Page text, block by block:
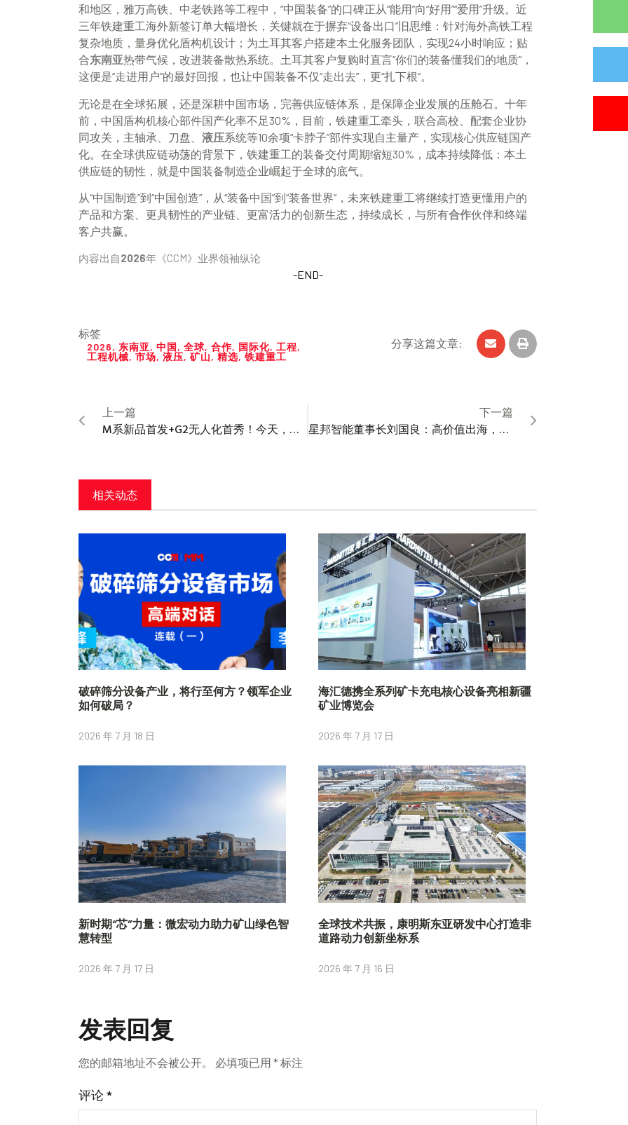
和地区，雅万高铁、中老铁路等工程中，“中国装备”的口碑正从“能用”向“好用”“爱用”升级。近
三年铁建重工海外新签订单大幅增长，关键就在于摒弃“设备出口”旧思维：针对海外高铁工程
复杂地质，量身优化盾构机设计；为土耳其客户搭建本土化服务团队，实现24小时响应；贴
合东南亚热带气候，改进装备散热系统。土耳其客户复购时直言“你们的装备懂我们的地质”，
这便是“走进用户”的最好回报，也让中国装备不仅“走出去”，更“扎下根”。
无论是在全球拓展，还是深耕中国市场，完善供应链体系，是保障企业发展的压舱石。十年
前，中国盾构机核心部件国产化率不足30%，目前，铁建重工牵头，联合高校、配套企业协
同攻关，主轴承、刀盘、 液压系统等10余项“卡脖子”部件实现自主量产，实现核心供应链国产
化。在全球供应链动荡的背景下，铁建重工的装备交付周期缩短30%，成本持续降低：本土
供应链的韧性，就是中国装备制造企业崛起于全球的底气。
从“中国制造”到“中国创造”，从“装备中国”到“装备世界”，未来铁建重工将继续打造更懂用户的
产品和方案、更具韧性的产业链、更富活力的创新生态，持续成长，与所有合作伙伴和终端
客户共赢。
内容出自2026年《CCM》业界领袖纵论
-END-
标签
2026, 东南亚, 中国, 全球, 合作, 国际化, 工程,
工程机械, 市场, 液压, 矿山, 精选, 铁建重工
分享这篇文章:
上一篇
M系新品首发+G2无人化首秀！今天，徐工起重惊艳全球客商
下一篇
星邦智能董事长刘国良：高价值出海，才能赢得全球，赢得未来
相关动态
破碎筛分设备产业，将行至何方？领军企业
如何破局？
2026 年 7 月 18 日
海汇德携全系列矿卡充电核心设备亮相新疆
矿业博览会
2026 年 7 月 17 日
新时期“芯”力量：微宏动力助力矿山绿色智
慧转型
2026 年 7 月 17 日
全球技术共振，康明斯东亚研发中心打造非
道路动力创新坐标系
2026 年 7 月 16 日
发表回复
您的邮箱地址不会被公开。 必填项已用 * 标注
评论*